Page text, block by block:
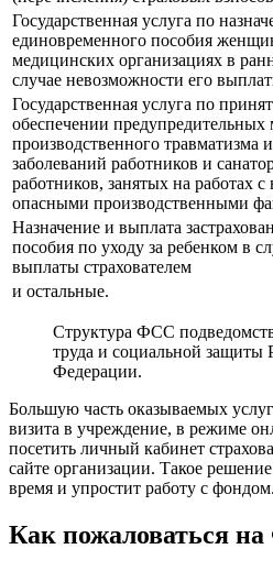
Государственная услуга по
единовременного пособия
медицинских организациях в
случае невозможности его
Государственная услуга по
обеспечении
производственного травматизма
заболеваний работников и
работников, занятых на работах
опасными производственными
Назначение и выплата
пособия по уходу за ребенком в
выплаты страхователем
и остальные.
Структура ФСС
труда и социальной защиты
Федерации.
Большую часть оказываемых
визита в учреждение, в режиме
посетить личный кабинет
сайте организации. Такое
время и упростит работу с фондом.
Как пожаловаться